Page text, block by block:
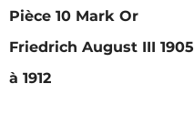
Pièce 10 Mark Or
Friedrich August III 1905
à 1912